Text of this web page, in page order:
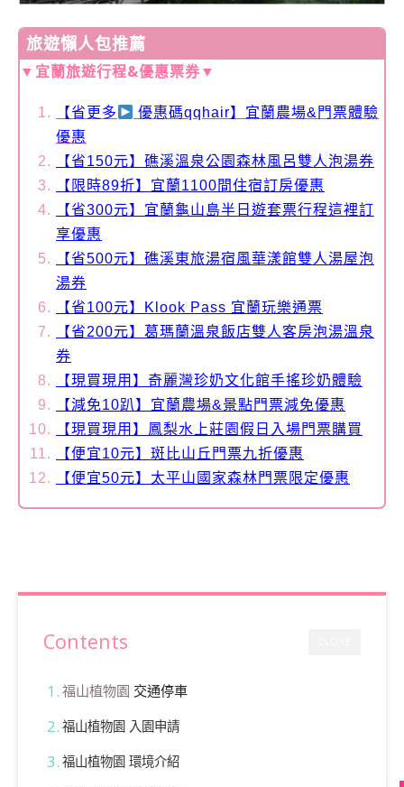
旅遊懶人包推薦
▼宜蘭旅遊行程&優惠票券▼
【省更多
優惠碼qqhair】宜蘭農場&門票體驗
優惠
【省150元】礁溪溫泉公園森林風呂雙人泡湯券
【限時89折】宜蘭1100間住宿訂房優惠
【省300元】宜蘭龜山島半日遊套票行程這裡訂
享優惠
【省500元】礁溪東旅湯宿風華漾館雙人湯屋泡
湯券
【省100元】Klook Pass 宜蘭玩樂通票
【省200元】葛瑪蘭溫泉飯店雙人客房泡湯溫泉
券
【現買現用】奇麗灣珍奶文化館手搖珍奶體驗
【減免10趴】宜蘭農場&景點門票減免優惠
【現買現用】鳳梨水上莊園假日入場門票購買
【便宜10元】斑比山丘門票九折優惠
【便宜50元】太平山國家森林門票限定優惠
Contents
福山植物園 交通停車
福山植物園 入園申請
福山植物園 環境介紹